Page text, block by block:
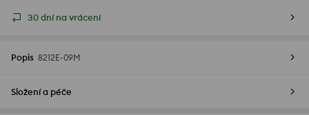
30 dní na vrácení
Popis 8212E-09M
Složení a péče